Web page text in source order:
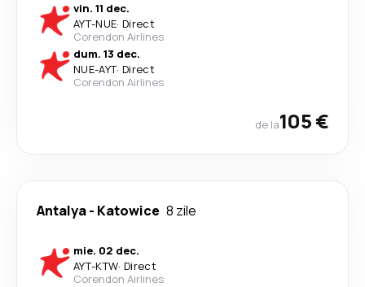
vin. 11 dec.
AYT-NUE· Direct
Corendon Airlines
dum. 13 dec.
NUE-AYT· Direct
Corendon Airlines
de la105 €
Antalya- Katowice 8 zile
mie. 02 dec.
AYT-KTW· Direct
Corendon Airlines